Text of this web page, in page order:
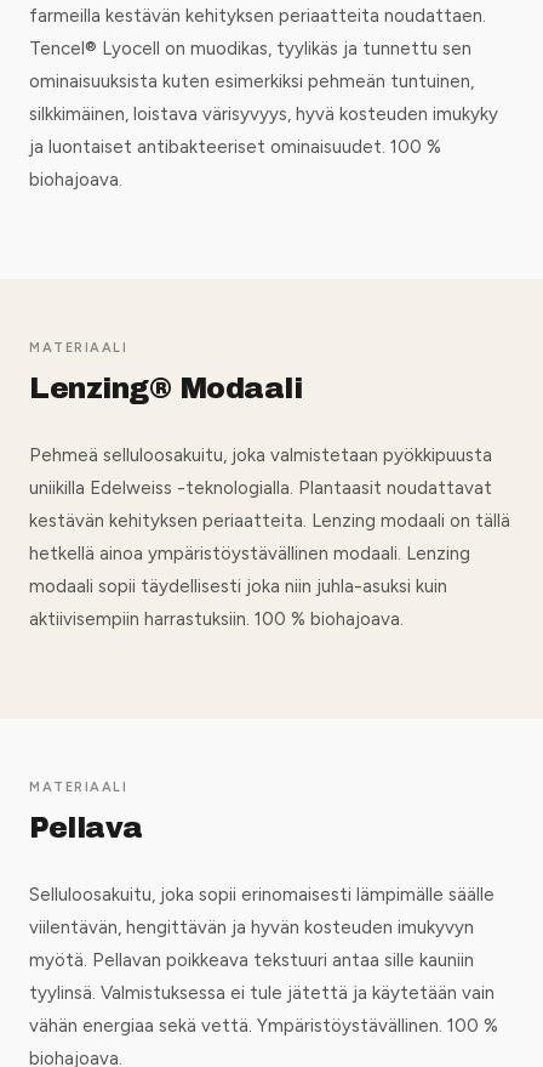
farmeilla kestävän kehityksen periaatteita noudattaen.
Tencel® Lyocell on muodikas, tyylikäs ja tunnettu sen
ominaisuuksista kuten esimerkiksi pehmeän tuntuinen,
silkkimäinen, loistava värisyvyys, hyvä kosteuden imukyky
ja luontaiset antibakteeriset ominaisuudet. 100 %
biohajoava.
MATERIAALI
Lenzing® Modaali
Pehmeä selluloosakuitu, joka valmistetaan pyökkipuusta
uniikilla Edelweiss -teknologialla. Plantaasit noudattavat
kestävän kehityksen periaatteita. Lenzing modaali on tällä
hetkellä ainoa ympäristöystävällinen modaali. Lenzing
modaali sopii täydellisesti joka niin juhla-asuksi kuin
aktiivisempiin harrastuksiin. 100 % biohajoava.
MATERIAALI
Pellava
Selluloosakuitu, joka sopii erinomaisesti lämpimälle säälle
viilentävän, hengittävän ja hyvän kosteuden imukyvyn
myötä. Pellavan poikkeava tekstuuri antaa sille kauniin
tyylinsä. Valmistuksessa ei tule jätettä ja käytetään vain
vähän energiaa sekä vettä. Ympäristöystävällinen. 100 %
biohajoava.